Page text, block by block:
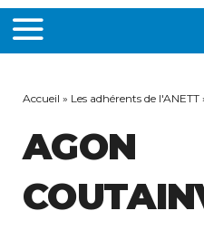
MENU
Accueil » Les adhérents de l'ANETT
AGON